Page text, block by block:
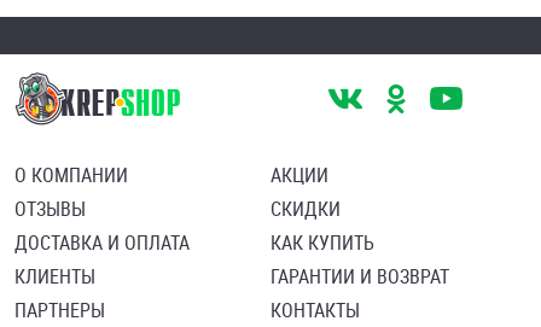
О КОМПАНИИ
ОТЗЫВЫ
ДОСТАВКА И ОПЛАТА
КЛИЕНТЫ
ПАРТНЕРЫ
АКЦИИ
СКИДКИ
КАК КУПИТЬ
ГАРАНТИИ И ВОЗВРАТ
КОНТАКТЫ